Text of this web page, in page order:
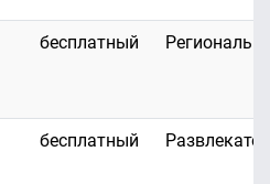
бесплатный
бесплатный